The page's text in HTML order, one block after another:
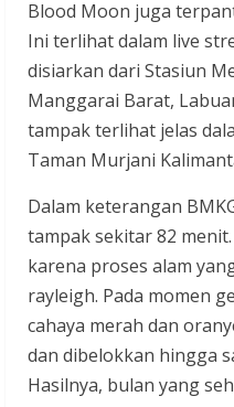
Blood Moon juga
Ini terlihat dalam live
disiarkan dari Stasiun
Manggarai Barat,
tampak terlihat jelas
Taman Murjani
Dalam keterangan
tampak sekitar 82
karena proses alam
rayleigh. Pada momen
cahaya merah dan
dan dibelokkan hingga
Hasilnya, bulan yang